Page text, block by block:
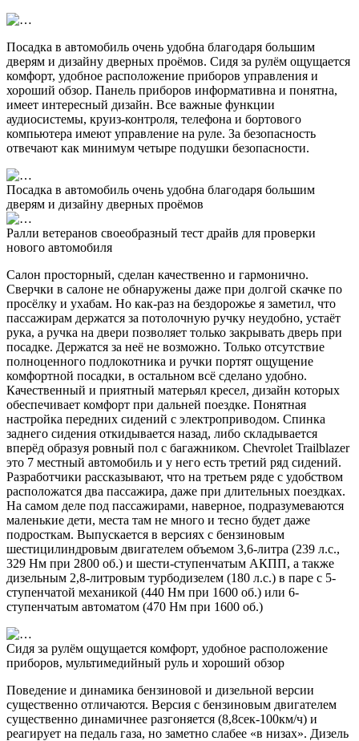
Посадка в автомобиль очень удобна благодаря большим
дверям и дизайну дверных проёмов. Сидя за рулём ощущается
комфорт, удобное расположение приборов управления и
хороший обзор. Панель приборов информативна и понятна,
имеет интересный дизайн. Все важные функции
аудиосистемы, круиз-контроля, телефона и бортового
компьютера имеют управление на руле. За безопасность
отвечают как минимум четыре подушки безопасности.
Посадка в автомобиль очень удобна благодаря большим
дверям и дизайну дверных проёмов
Ралли ветеранов своеобразный тест драйв для проверки
нового автомобиля
Салон просторный, сделан качественно и гармонично.
Сверчки в салоне не обнаружены даже при долгой скачке по
просёлку и ухабам. Но как-раз на бездорожье я заметил, что
пассажирам держатся за потолочную ручку неудобно, устаёт
рука, а ручка на двери позволяет только закрывать дверь при
посадке. Держатся за неё не возможно. Только отсутствие
полноценного подлокотника и ручки портят ощущение
комфортной посадки, в остальном всё сделано удобно.
Качественный и приятный матерьял кресел, дизайн которых
обеспечивает комфорт при дальней поездке. Понятная
настройка передних сидений с электроприводом. Спинка
заднего сидения откидывается назад, либо складывается
вперёд образуя ровный пол с багажником. Chevrolet Trailblazer
это 7 местный автомобиль и у него есть третий ряд сидений.
Разработчики рассказывают, что на третьем ряде с удобством
расположатся два пассажира, даже при длительных поездках.
На самом деле под пассажирами, наверное, подразумеваются
маленькие дети, места там не много и тесно будет даже
подросткам. Выпускается в версиях с бензиновым
шестицилиндровым двигателем объемом 3,6-литра (239 л.с.,
329 Нм при 2800 об.) и шести-ступенчатым АКПП, а также
дизельным 2,8-литровым турбодизелем (180 л.с.) в паре с 5-
ступенчатой механикой (440 Нм при 1600 об.) или 6-
ступенчатым автоматом (470 Нм при 1600 об.)
Сидя за рулём ощущается комфорт, удобное расположение
приборов, мультимедийный руль и хороший обзор
Поведение и динамика бензиновой и дизельной версии
существенно отличаются. Версия с бензиновым двигателем
существенно динамичнее разгоняется (8,8сек-100км/ч) и
реагирует на педаль газа, но заметно слабее «в низах». Дизель